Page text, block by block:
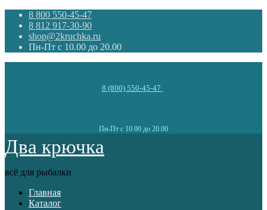
8 800 550-45-47
8 812 917-30-90
shop@2kruchka.ru
Пн-Пт с 10.00 до 20.00
8 (800) 550-45-47
Пн-Пт с 10.00 до 20.00
Два крючка
всё для рыбалки
Главная
Каталог